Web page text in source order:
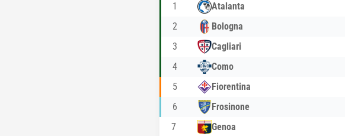
1 Atalanta
2
Bologna
3
Cagliari
4
Como
5
Fiorentina
6
Frosinone
7
Genoa